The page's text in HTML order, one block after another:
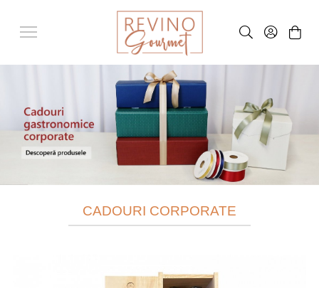
CADOURI CORPORATE